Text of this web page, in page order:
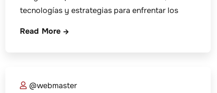
tecnologías y estrategias para enfrentar los
Read More
@webmaster